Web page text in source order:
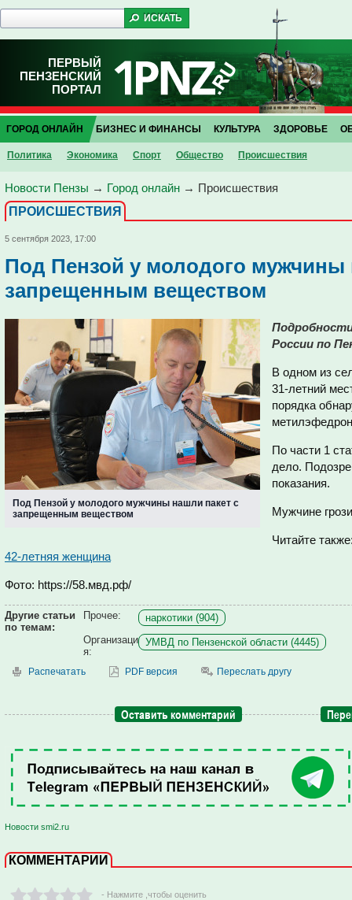
ПЕРВЫЙ
ПЕНЗЕНСКИЙ
ПОРТАЛ
ГОРОД ОНЛАЙН
Политика Экономика Спорт Общество Проиcшествия
БИЗНЕС И ФИНАНСЫ КУЛЬТУРА ЗДОРОВЬЕ
Новости Пензы → Город онлайн → Проиcшествия
ПРОИCШЕСТВИЯ
5 сентября 2023, 17:00
Под Пензой у молодого мужчины
запрещенным веществом
Под Пензой у молодого мужчины нашли пакет с
запрещенным веществом
России по
В одном из
31-летний
порядка
По части 1
дело.
показания.
Мужчине
Читайте
42-летняя женщина
Фото: https://58.мвд.рф/
Другие статьи
по темам:
Прочее:
наркотики (904)
Организаци
я:
УМВД по Пензенской области (4445)
Распечатать PDF версия Переслать другу
Оставить комментарий
Новости smi2.ru
КОММЕНТАРИИ
- Нажмите ,чтобы оценить